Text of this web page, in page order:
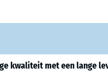
kwaliteit met een lange